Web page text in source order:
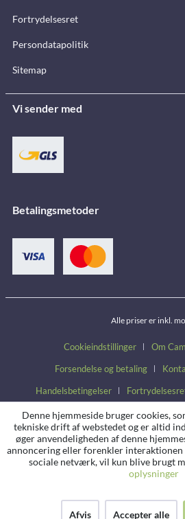
Fortrydelsesret
Persondatapolitik
Sitemap
Vi sender med
Betalingsmetoder
Alle priser er inkl.
Cookieindstillinger
Om
Forsendelse og betaling
Handelsbetingelser
Denne hjemmeside bruger cookies,
tekniske drift af webstedet og er altid
øger anvendeligheden af denne
annoncering eller forenkler interaktionen
sociale netværk, vil kun blive brugt
oplysninger
Afvis Accepter alle